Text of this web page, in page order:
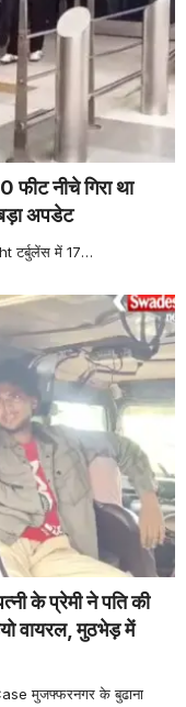
नीचे गिरा था
अपडेट
टर्बुलेंस में 17…
के प्रेमी ने पति की
वायरल, मुठभेड़ में
मुजफ्फरनगर के बुढाना